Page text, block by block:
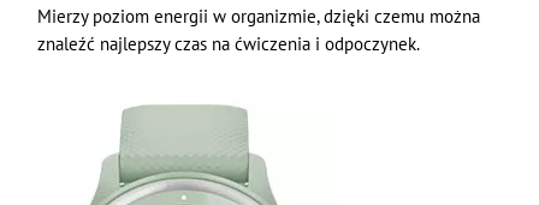
Mierzy poziom energii w organizmie, dzięki czemu można
znaleźć najlepszy czas na ćwiczenia i odpoczynek.